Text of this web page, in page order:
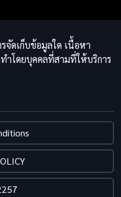
จัดเก็บข้อมูลใด เนื้อหา
ำโดยบุคคลที่สามที่ให้บริการ